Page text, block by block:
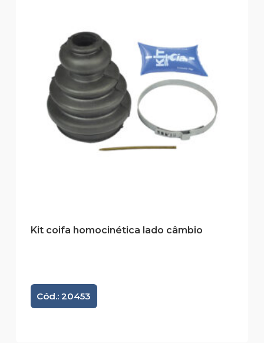
Kit coifa homocinética lado câmbio
Cód.: 20453